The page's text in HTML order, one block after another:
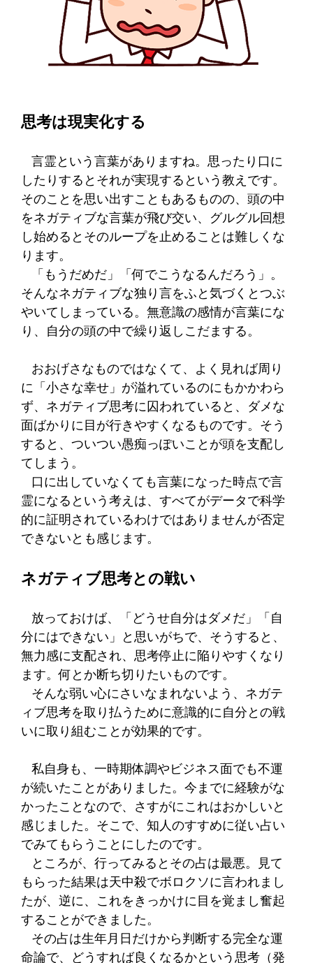
思考は現実化する
言霊という言葉がありますね。思ったり口に
したりするとそれが実現するという教えです。
そのことを思い出すこともあるものの、頭の中
をネガティブな言葉が飛び交い、グルグル回想
し始めるとそのループを止めることは難しくな
ります。
「もうだめだ」「何でこうなるんだろう」。
そんなネガティブな独り言をふと気づくとつぶ
やいてしまっている。無意識の感情が言葉にな
り、自分の頭の中で繰り返しこだまする。
おおげさなものではなくて、よく見れば周り
に「小さな幸せ」が溢れているのにもかかわら
ず、ネガティブ思考に囚われていると、ダメな
面ばかりに目が行きやすくなるものです。そう
すると、ついつい愚痴っぽいことが頭を支配し
てしまう。
口に出していなくても言葉になった時点で言
霊になるという考えは、すべてがデータで科学
的に証明されているわけではありませんが否定
できないとも感じます。
ネガティブ思考との戦い
放っておけば、「どうせ自分はダメだ」「自
分にはできない」と思いがちで、そうすると、
無力感に支配され、思考停止に陥りやすくなり
ます。何とか断ち切りたいものです。
そんな弱い心にさいなまれないよう、ネガテ
ィブ思考を取り払うために意識的に自分との戦
いに取り組むことが効果的です。
私自身も、一時期体調やビジネス面でも不運
が続いたことがありました。今までに経験がな
かったことなので、さすがにこれはおかしいと
感じました。そこで、知人のすすめに従い占い
でみてもらうことにしたのです。
ところが、行ってみるとその占は最悪。見て
もらった結果は天中殺でボロクソに言われまし
たが、逆に、これをきっかけに目を覚まし奮起
することができました。
その占は生年月日だけから判断する完全な運
命論で、どうすれば良くなるかという思考（発